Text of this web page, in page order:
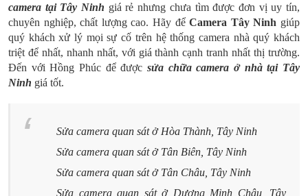
camera tại Tây Ninh giá rẻ nhưng chưa tìm được đơn vị uy tín,
chuyên nghiệp, chất lượng cao. Hãy đểCamera Tây Ninh giúp
quý khách xử lý mọi sự cố trên hệ thống camera nhà quý khách
triệt để nhất, nhanh nhất, với giá thành cạnh tranh nhất thị trường.
Đến với Hồng Phúc để được sửa chữa camera ở nhà tại Tây
Ninh giá tốt.
Sửa camera quan sát ở Hòa Thành, Tây Ninh
Sửa camera quan sát ở Tân Biên, Tây Ninh
Sửa camera quan sát ở Tân Châu, Tây Ninh
Sửa camera quan sát ở Dương Minh Châu, Tây